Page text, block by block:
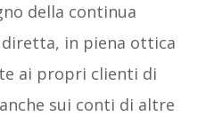
della continua
diretta, in piena ottica
ai propri clienti di
sui conti di altre